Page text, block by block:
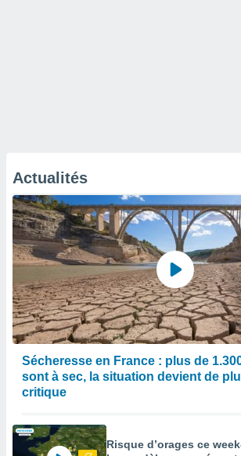
Actualités
Sécheresse en France : plus de
sont à sec, la situation devient de
critique
Risque d’orages ce